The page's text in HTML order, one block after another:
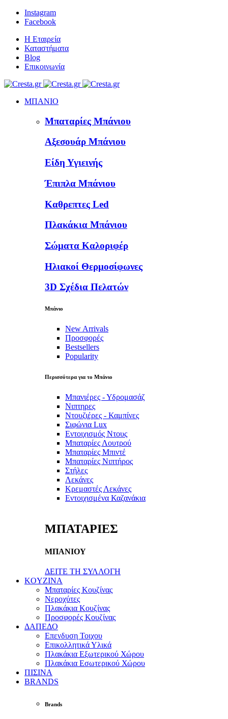
Instagram
Facebook
Η Εταιρεία
Καταστήματα
Blog
Επικοινωνία
ΜΠΑΝΙΟ
Μπαταρίες Μπάνιου
Αξεσουάρ Μπάνιου
Είδη Υγιεινής
Έπιπλα Μπάνιου
Καθρεπτες Led
Πλακάκια Μπάνιου
Σώματα Καλοριφέρ
Ηλιακοί Θερμοσίφωνες
3D Σχέδια Πελατών
Μπάνιο
New Arrivals
Προσφορές
Bestsellers
Popularity
Περισσότερα για το Μπάνιο
Μπανιέρες - Υδρομασάζ
Νιπτηρες
Ντουζιέρες - Καμπίνες
Σιφώνια Lux
Εντοιχισμός Ντους
Μπαταρίες Λουτρού
Μπαταρίες Μπιντέ
Μπαταρίες Νιπτήρος
Στήλες
Λεκάνες
Κρεμαστές Λεκάνες
Εντοιχισμένα Καζανάκια
ΜΠΑΤΑΡΙΕΣ
ΜΠΑΝΙΟΥ
ΔΕΙΤΕ ΤΗ ΣΥΛΛΟΓΗ
KOYZINA
Μπαταρίες Κουζίνας
Νεροχύτες
Πλακάκια Κουζίνας
Προσφορές Κουζίνας
ΔΑΠΕΔΟ
Επενδυση Τοιχου
Επικολλητικά Υλικά
Πλακάκια Εξωτερικού Χώρου
Πλακάκια Εσωτερικού Χώρου
ΠΙΣΙΝΑ
BRANDS
Brands